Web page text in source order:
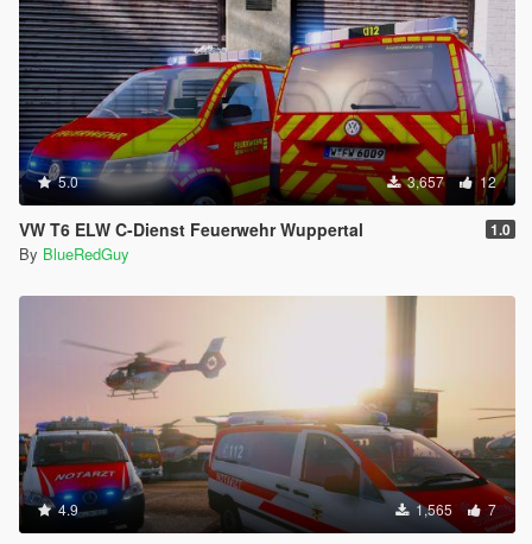
5.0 3,657 12
VW T6 ELW C-Dienst Feuerwehr Wuppertal 1.0
By BlueRedGuy
4.9 1,565 7